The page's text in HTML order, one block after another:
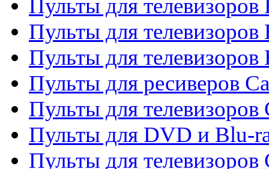
Пульты для телевизоров
Пульты для телевизоров
Пульты для телевизоров
Пульты для ресиверов
Пульты для телевизоров
Пульты для DVD и Blu-
Пульты для телевизоров